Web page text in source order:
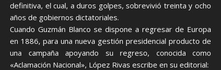
definitiva, el cual, a duros golpes, sobrevivió treinta y ocho
años de gobiernos dictatoriales.
Cuando Guzmán Blanco se dispone a regresar de Europa
en 1886, para una nueva gestión presidencial producto de
una campaña apoyando su regreso, conocida como
«Aclamación Nacional», López Rivas escribe en su editorial: